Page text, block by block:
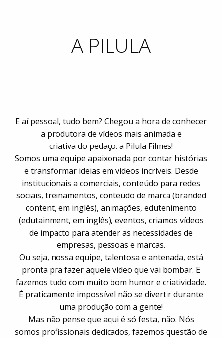
A PILULA
E aí pessoal, tudo bem? Chegou a hora de conhecer
a produtora de vídeos mais animada e
criativa do pedaço: a Pilula Filmes!
Somos uma equipe apaixonada por contar histórias
e transformar ideias em vídeos incríveis. Desde
institucionais a comerciais, conteúdo para redes
sociais, treinamentos, conteúdo de marca (branded
content, em inglês), animações, edutenimento
(edutainment, em inglês), eventos, criamos vídeos
de impacto para atender as necessidades de
empresas, pessoas e marcas.
Ou seja, nossa equipe, talentosa e antenada, está
pronta pra fazer aquele vídeo que vai bombar. E
fazemos tudo com muito bom humor e criatividade.
É praticamente impossível não se divertir durante
uma produção com a gente!
Mas não pense que aqui é só festa, não. Nós
somos profissionais dedicados, fazemos questão de